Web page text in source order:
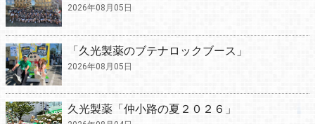
2026年08月05日
「久光製薬のブテナロックブース」
2026年08月05日
久光製薬「仲小路の夏２０２６」